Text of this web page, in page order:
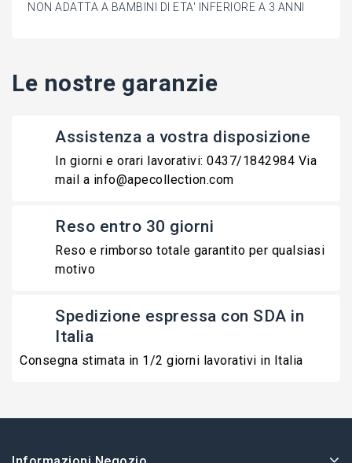
NON ADATTA A BAMBINI DI ETA' INFERIORE A 3 ANNI
Le nostre garanzie
Assistenza a vostra disposizione
In giorni e orari lavorativi: 0437/1842984 Via
mail a info@apecollection.com
Reso entro 30 giorni
Reso e rimborso totale garantito per qualsiasi
motivo
Spedizione espressa con SDA in
Italia
Consegna stimata in 1/2 giorni lavorativi in Italia